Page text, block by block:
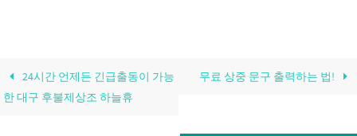
24시간 언제든 긴급출동이 가능
한 대구 후불제상조 하늘휴
무료 상중 문구 출력하는 법!